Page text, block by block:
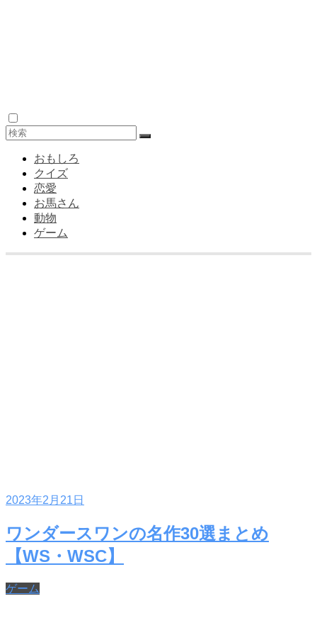
おもしろ
クイズ
恋愛
お馬さん
動物
ゲーム
2023年2月21日
ワンダースワンの名作30選まとめ
【WS・WSC】
ゲーム